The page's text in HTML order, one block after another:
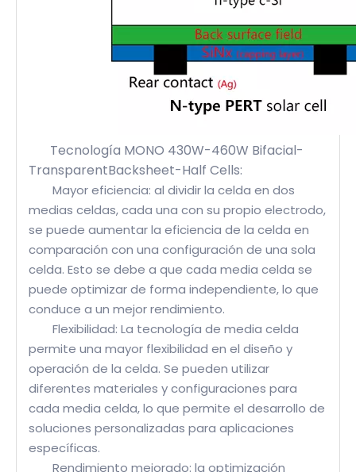
Tecnología MONO 430W-460W Bifacial-
TransparentBacksheet-Half Cells:
Mayor eficiencia: al dividir la celda en dos
medias celdas, cada una con su propio electrodo,
se puede aumentar la eficiencia de la celda en
comparación con una configuración de una sola
celda. Esto se debe a que cada media celda se
puede optimizar de forma independiente, lo que
conduce a un mejor rendimiento.
Flexibilidad: La tecnología de media celda
permite una mayor flexibilidad en el diseño y
operación de la celda. Se pueden utilizar
diferentes materiales y configuraciones para
cada media celda, lo que permite el desarrollo de
soluciones personalizadas para aplicaciones
específicas.
Rendimiento mejorado: la optimización